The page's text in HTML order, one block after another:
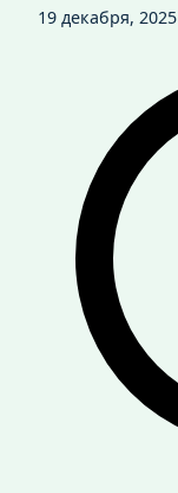
19 декабря, 2025